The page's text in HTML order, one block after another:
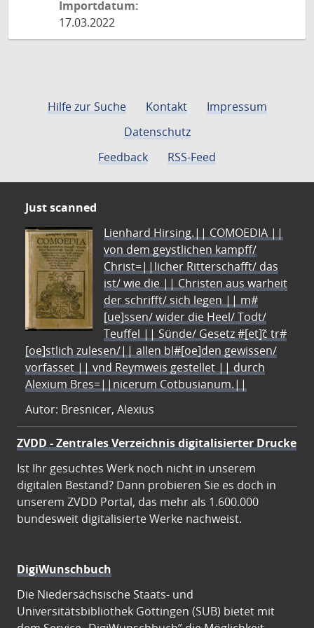
Importdatum:
17.03.2022
Hilfe zur Suche Kontakt
Impressum
Datenschutz
Feedback
RSS-Feed
Just scanned
Lienhard Hirsing.|| COMOEDIA ||
von dem geystlichen kampff/
Christ=||licher Ritterschafft/ das
ist/ wie die || Christen aus warheit
der schrifft/ sich legen || m#
[ue]ssen/ wider die Heel/ Todt/
Teuffel || Sünde/ Gesetz #[et]c̃ tr#
[oe]stlich zulesen/|| allen bl#[oe]den gewissen/
vorfasset || vnd Reymweis gestellet || durch
Alexium Bres=||nicerum Cotbusianum.||
Autor: Bresnicer, Alexius
ZVDD - Zentrales Verzeichnis digitalisierter Drucke
Ist Ihr gesuchtes Werk noch nicht in unserem
digitalen Bestand? Dann probieren Sie es doch in
unserem ZVDD Portal, das mehr als 1.600.000
bundesweit digitalisierte Werke nachweist.
DigiWunschbuch
Die Niedersächsische Staats- und
Universitätsbibliothek Göttingen (SUB) bietet mit